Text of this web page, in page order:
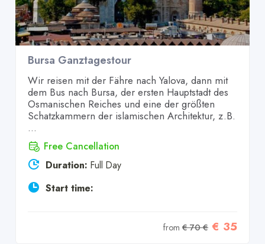
Bursa Ganztagestour
Wir reisen mit der Fähre nach Yalova, dann mit
dem Bus nach Bursa, der ersten Hauptstadt des
Osmanischen Reiches und eine der größten
Schatzkammern der islamischen Architektur, z.B.
...
Free Cancellation
Duration: Full Day
Start time:
from€ 70 € € 35